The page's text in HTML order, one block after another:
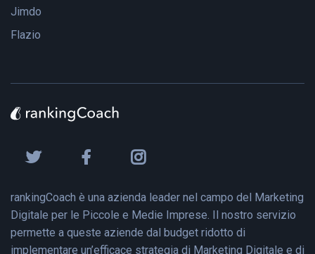
Jimdo
Flazio
rankingCoach è una azienda leader nel campo del Marketing
Digitale per le Piccole e Medie Imprese. Il nostro servizio
permette a queste aziende dal budget ridotto di
implementare un’efficace strategia di Marketing Digitale e di